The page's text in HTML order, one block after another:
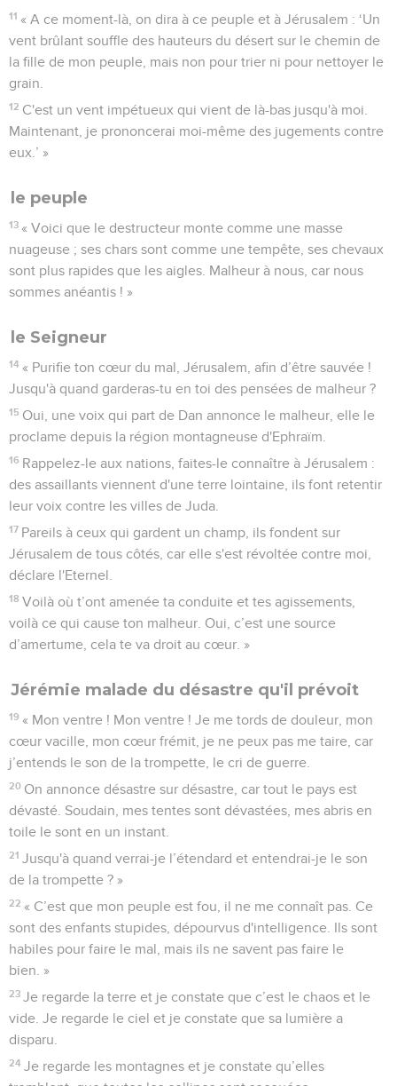
11 « A ce moment-là, on dira à ce peuple et à Jérusalem : ‘Un
vent brûlant souffle des hauteurs du désert sur le chemin de
la fille de mon peuple, mais non pour trier ni pour nettoyer le
grain.
12 C'est un vent impétueux qui vient de là-bas jusqu'à moi.
Maintenant, je prononcerai moi-même des jugements contre
eux.’ »
le peuple
13 « Voici que le destructeur monte comme une masse
nuageuse ; ses chars sont comme une tempête, ses chevaux
sont plus rapides que les aigles. Malheur à nous, car nous
sommes anéantis ! »
le Seigneur
14 « Purifie ton cœur du mal, Jérusalem, afin d’être sauvée !
Jusqu'à quand garderas-tu en toi des pensées de malheur ?
15 Oui, une voix qui part de Dan annonce le malheur, elle le
proclame depuis la région montagneuse d'Ephraïm.
16 Rappelez-le aux nations, faites-le connaître à Jérusalem :
des assaillants viennent d'une terre lointaine, ils font retentir
leur voix contre les villes de Juda.
17 Pareils à ceux qui gardent un champ, ils fondent sur
Jérusalem de tous côtés, car elle s'est révoltée contre moi,
déclare l'Eternel.
18 Voilà où t’ont amenée ta conduite et tes agissements,
voilà ce qui cause ton malheur. Oui, c’est une source
d’amertume, cela te va droit au cœur. »
Jérémie malade du désastre qu'il prévoit
19 « Mon ventre ! Mon ventre ! Je me tords de douleur, mon
cœur vacille, mon cœur frémit, je ne peux pas me taire, car
j’entends le son de la trompette, le cri de guerre.
20 On annonce désastre sur désastre, car tout le pays est
dévasté. Soudain, mes tentes sont dévastées, mes abris en
toile le sont en un instant.
21 Jusqu'à quand verrai-je l’étendard et entendrai-je le son
de la trompette ? »
22 « C’est que mon peuple est fou, il ne me connaît pas. Ce
sont des enfants stupides, dépourvus d'intelligence. Ils sont
habiles pour faire le mal, mais ils ne savent pas faire le
bien. »
23 Je regarde la terre et je constate que c’est le chaos et le
vide. Je regarde le ciel et je constate que sa lumière a
disparu.
24 Je regarde les montagnes et je constate qu’elles